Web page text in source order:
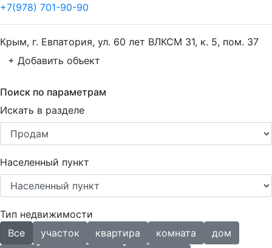
+7(978) 701-90-90
Крым, г. Евпатория, ул. 60 лет ВЛКСМ 31, к. 5, пом. 37
+ Добавить объект
Поиск по параметрам
Искать в разделе
Населенный пункт
Тип недвижимости
Все
участок квартира комната дом